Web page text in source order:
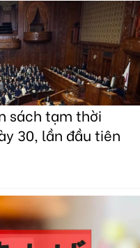
sách tạm thời
30, lần đầu tiên